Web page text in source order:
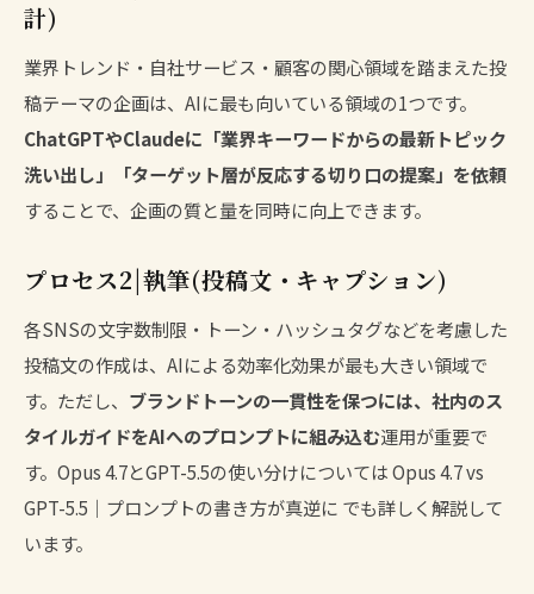
計)
業界トレンド・自社サービス・顧客の関心領域を踏まえた投
稿テーマの企画は、AIに最も向いている領域の1つです。
ChatGPTやClaudeに「業界キーワードからの最新トピック
洗い出し」「ターゲット層が反応する切り口の提案」を依頼
することで、企画の質と量を同時に向上できます。
プロセス2|執筆(投稿文・キャプション)
各SNSの文字数制限・トーン・ハッシュタグなどを考慮した
投稿文の作成は、AIによる効率化効果が最も大きい領域で
す。ただし、 ブランドトーンの一貫性を保つには、社内のス
タイルガイドをAIへのプロンプトに組み込む運用が重要で
す。Opus 4.7とGPT-5.5の使い分けについてはOpus 4.7 vs
GPT-5.5｜プロンプトの書き方が真逆に でも詳しく解説して
います。